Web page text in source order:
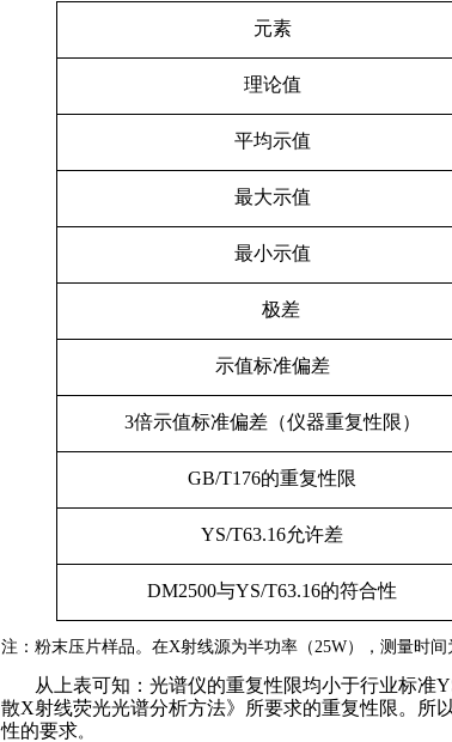
元素
理论值
平均示值
最大示值
最小示值
极差
示值标准偏差
3倍示值标准偏差（仪器重复性限）
GB/T176的重复性限
YS/T63.16允许差
DM2500与YS/T63.16的符合性
注：粉末压片样品。在X射线源为半功率（25W），测量时间
从上表可知：光谱仪的重复性限均小于行业标准
散X射线荧光光谱分析方法》所要求的重复性限。所以
性的要求。